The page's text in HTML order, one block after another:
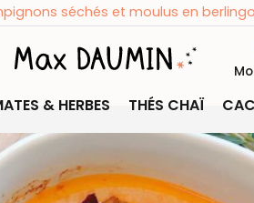
séchés et moulus en
& HERBES THÉS CHAÏ